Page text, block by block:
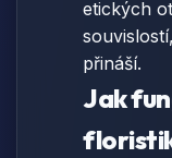
etických
přináší.
Jak